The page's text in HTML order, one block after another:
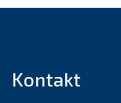
Kontakt